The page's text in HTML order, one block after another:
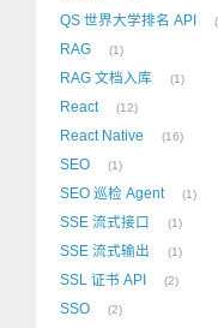
QS 世界大学排名 API
RAG 1
RAG 文档入库 1
React 12
React Native 16
SEO 1
SEO 巡检 Agent 1
SSE 流式接口 1
SSE 流式输出 1
SSL 证书 API 2
SSO 2